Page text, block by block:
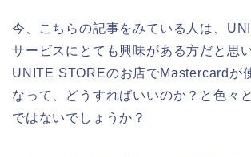
今、こちらの記事をみている人は、
サービスにとても興味がある方だと思
UNITE STOREのお店でMastercardが
なって、どうすればいいのか？と色々
ではないでしょうか？